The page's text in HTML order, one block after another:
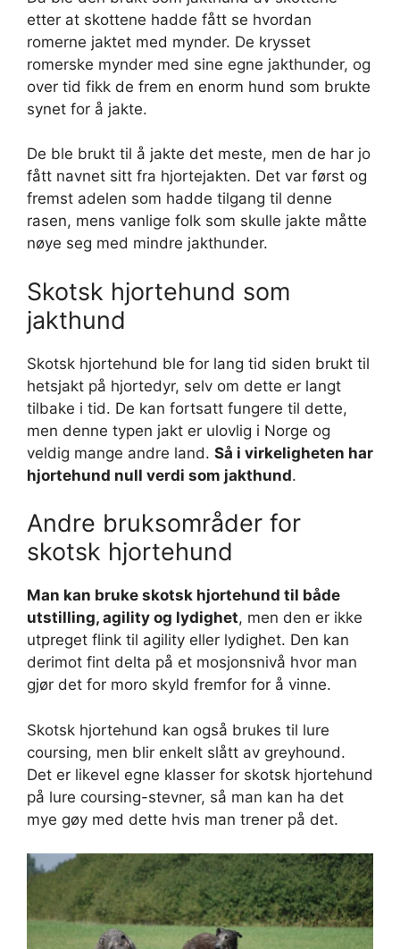
etter at skottene hadde fått se hvordan
romerne jaktet med mynder. De krysset
romerske mynder med sine egne jakthunder, og
over tid fikk de frem en enorm hund som brukte
synet for å jakte.
De ble brukt til å jakte det meste, men de har jo
fått navnet sitt fra hjortejakten. Det var først og
fremst adelen som hadde tilgang til denne
rasen, mens vanlige folk som skulle jakte måtte
nøye seg med mindre jakthunder.
Skotsk hjortehund som
jakthund
Skotsk hjortehund ble for lang tid siden brukt til
hetsjakt på hjortedyr, selv om dette er langt
tilbake i tid. De kan fortsatt fungere til dette,
men denne typen jakt er ulovlig i Norge og
veldig mange andre land. Så i virkeligheten har
hjortehund null verdi som jakthund.
Andre bruksområder for
skotsk hjortehund
Man kan bruke skotsk hjortehund til både
utstilling, agility og lydighet, men den er ikke
utpreget flink til agility eller lydighet. Den kan
derimot fint delta på et mosjonsnivå hvor man
gjør det for moro skyld fremfor for å vinne.
Skotsk hjortehund kan også brukes til lure
coursing, men blir enkelt slått av greyhound.
Det er likevel egne klasser for skotsk hjortehund
på lure coursing-stevner, så man kan ha det
mye gøy med dette hvis man trener på det.